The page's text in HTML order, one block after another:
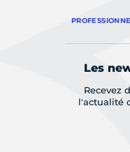
Les
Recevez
l'actualité